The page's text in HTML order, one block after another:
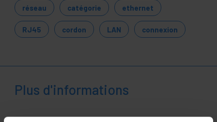
réseau catégorie ethernet
RJ45 cordon LAN connexion
Plus d'informations